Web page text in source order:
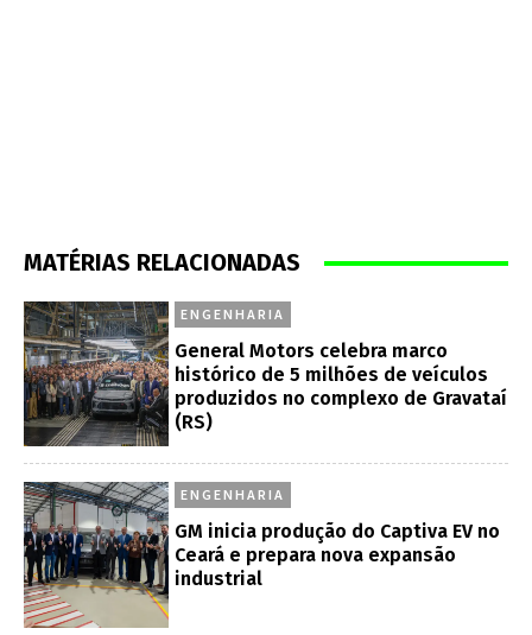
MATÉRIAS RELACIONADAS
ENGENHARIA
General Motors celebra marco
histórico de 5 milhões de veículos
produzidos no complexo de Gravataí
(RS)
ENGENHARIA
GM inicia produção do Captiva EV no
Ceará e prepara nova expansão
industrial